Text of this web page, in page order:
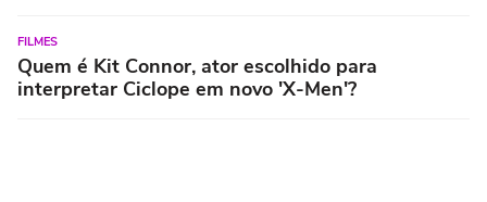
FILMES
Quem é Kit Connor, ator escolhido para
interpretar Ciclope em novo 'X-Men'?